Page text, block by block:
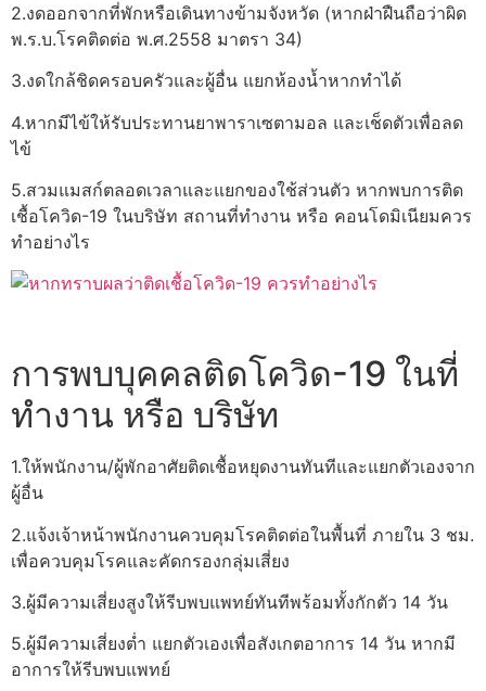
2.งดออกจากที่พักหรือเดินทางข้ามจังหวัด (หากฝ่าฝืนถือว่าผิด
พ.ร.บ.โรคติดต่อ พ.ศ.2558 มาตรา 34)
3.งดใกล้ชิดครอบครัวและผู้อื่น แยกห้องน้ำหากทำได้
4.หากมีไข้ให้รับประทานยาพาราเซตามอล และเช็ดตัวเพื่อลด
ไข้
5.สวมแมสก์ตลอดเวลาและแยกของใช้ส่วนตัว หากพบการติด
เชื้อโควิด-19 ในบริษัท สถานที่ทำงาน หรือ คอนโดมิเนียมควร
ทำอย่างไร
การพบบุคคลติดโควิด-19 ในที่
ทำงาน หรือ บริษัท
1.ให้พนักงาน/ผู้พักอาศัยติดเชื้อหยุดงานทันทีและแยกตัวเองจาก
ผู้อื่น
2.แจ้งเจ้าหน้าพนักงานควบคุมโรคติดต่อในพื้นที่ ภายใน 3 ชม.
เพื่อควบคุมโรคและคัดกรองกลุ่มเสี่ยง
3.ผู้มีความเสี่ยงสูงให้รีบพบแพทย์ทันทีพร้อมทั้งกักตัว 14 วัน
5.ผู้มีความเสี่ยงต่ำ แยกตัวเองเพื่อสังเกตอาการ 14 วัน หากมี
อาการให้รีบพบแพทย์